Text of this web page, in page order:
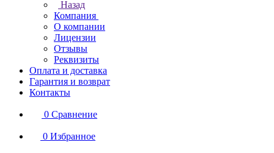
Назад
Компания
О компании
Лицензии
Отзывы
Реквизиты
Оплата и доставка
Гарантия и возврат
Контакты
0 Сравнение
0 Избранное